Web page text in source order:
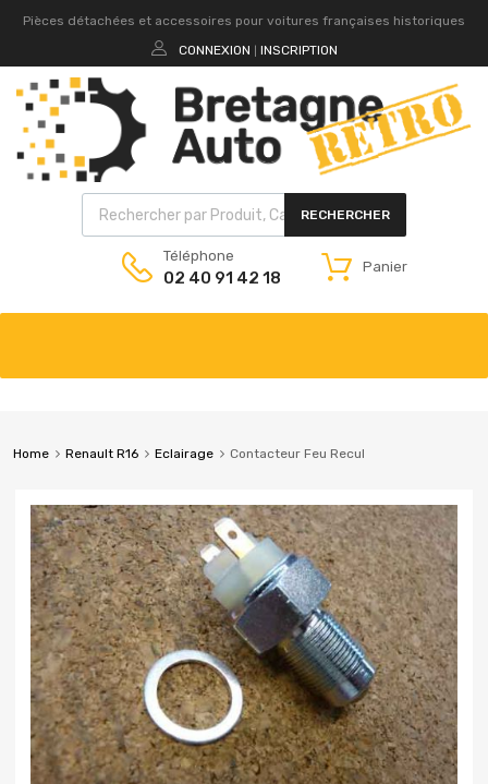
Pièces détachées et accessoires pour voitures françaises historiques
CONNEXION
INSCRIPTION
RECHERCHER
Téléphone
02 40 91 42 18
Panier
Home Renault R16 Eclairage Contacteur Feu Recul